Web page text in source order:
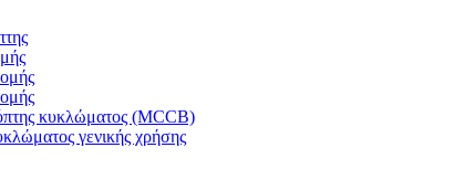
κυκλώματος (MCCB)
γενικής χρήσης